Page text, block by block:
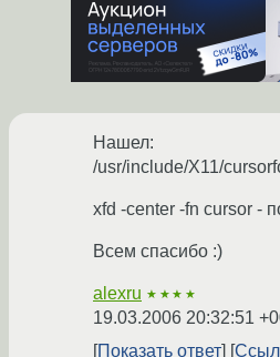
Нашел:
/usr/include/X11/
xfd -center -fn cursor -
Всем спасибо :)
alexru ★★★★
19.03.2006 20:32:51
Показать ответ